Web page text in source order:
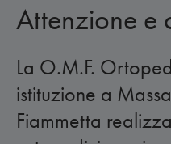
Attenzione e
La O.M.F.
istituzione a
Fiammetta